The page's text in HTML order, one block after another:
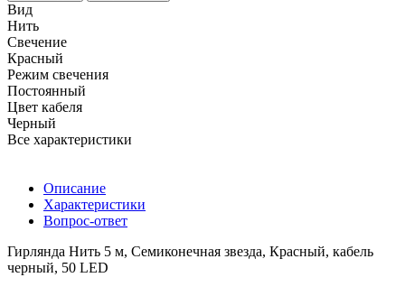
Вид
Нить
Свечение
Красный
Режим свечения
Постоянный
Цвет кабеля
Черный
Все характеристики
Описание
Характеристики
Вопрос-ответ
Гирлянда Нить 5 м, Семиконечная звезда, Красный, кабель
черный, 50 LED